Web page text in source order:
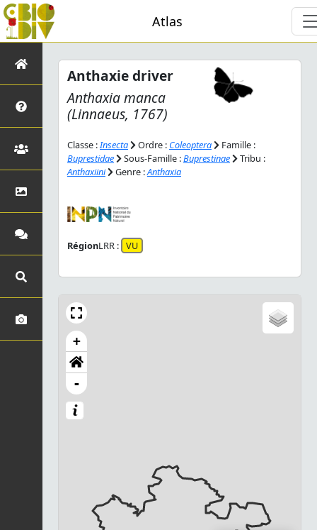
Atlas
Anthaxie driver
Anthaxia manca
(Linnaeus, 1767)
Classe :Insecta Ordre : Coleoptera
Famille :
Buprestidae
Sous-Famille :Buprestinae
Tribu :
Anthaxiini
Genre :Anthaxia
RégionLRR : VU
+
-